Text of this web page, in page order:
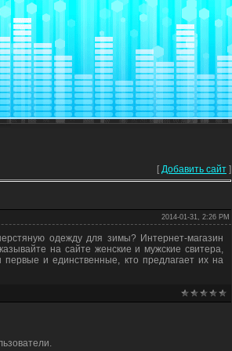
[ Добавить сайт ]
2014-01-31, 2:26 PM
одежду для зимы? Интернет-магазин
на сайте женские и мужские свитера,
и единственные, кто предлагает их на